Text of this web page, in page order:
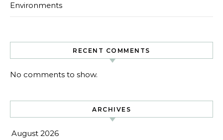
Environments
RECENT COMMENTS
No comments to show.
ARCHIVES
August 2026